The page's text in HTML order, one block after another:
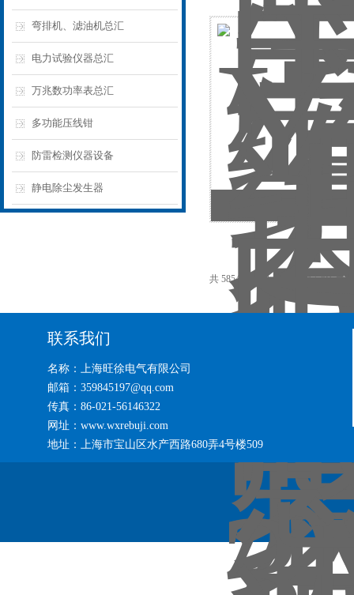
弯排机、滤油机总汇
电力试验仪器总汇
万兆数功率表总汇
多功能压线钳
防雷检测仪器设备
静电除尘发生器
共 5854 条记录，当前 54 / 391 页
联系我们
名称：上海旺徐电气有限公司
邮箱：359845197@qq.com
传真：86-021-56146322
网址：www.wxrebuji.com
地址：上海市宝山区水产西路680弄4号楼509